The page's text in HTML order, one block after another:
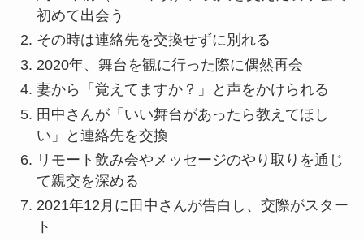
初めて出会う
その時は連絡先を交換せずに別れる
2020年、舞台を観に行った際に偶然再会
妻から「覚えてますか？」と声をかけられる
田中さんが「いい舞台があったら教えてほし
い」と連絡先を交換
リモート飲み会やメッセージのやり取りを通じ
て親交を深める
2021年12月に田中さんが告白し、交際がスター
ト